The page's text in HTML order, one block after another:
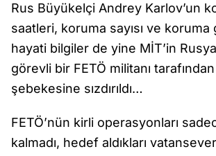
Rus Büyükelçi Andrey Karlov’un
saatleri, koruma sayısı ve koruma
hayati bilgiler de yine MİT’in
görevli bir FETÖ militanı
şebekesine sızdırıldı…
FETÖ’nün kirli operasyonları
kalmadı, hedef aldıkları